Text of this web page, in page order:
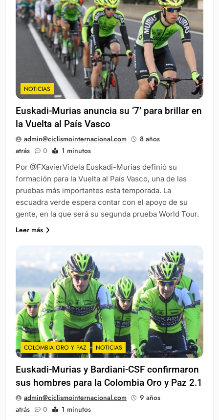
NOTICIAS
Euskadi-Murias anuncia su ‘7’ para brillar en
la Vuelta al País Vasco
admin@ciclismointernacional.com
8 años
atrás
0 1 minutos
Por @FXavierVidela Euskadi-Murias definió su
formación para la Vuelta al País Vasco, una de las
pruebas más importantes esta temporada. La
escuadra verde espera contar con el apoyo de su
gente, en la que será su segunda prueba World Tour.
Leer más
COLOMBIA ORO Y PAZ NOTICIAS
Euskadi-Murias y Bardiani-CSF confirmaron
sus hombres para la Colombia Oro y Paz 2.1
admin@ciclismointernacional.com
9 años
atrás
0 1 minutos